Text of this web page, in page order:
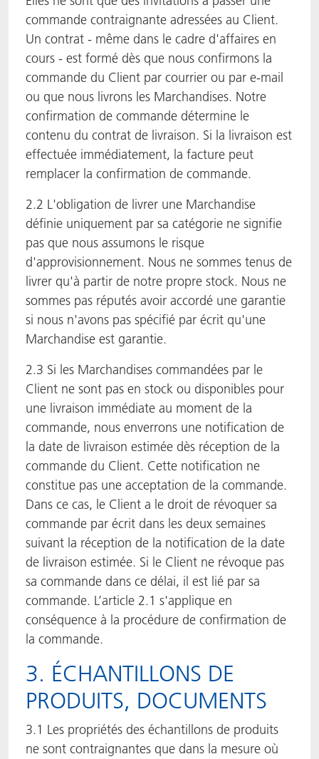
commande contraignante adressées au Client.
Un contrat - même dans le cadre d'affaires en
cours - est formé dès que nous confirmons la
commande du Client par courrier ou par e-mail
ou que nous livrons les Marchandises. Notre
confirmation de commande détermine le
contenu du contrat de livraison. Si la livraison est
effectuée immédiatement, la facture peut
remplacer la confirmation de commande.
2.2 L'obligation de livrer une Marchandise
définie uniquement par sa catégorie ne signifie
pas que nous assumons le risque
d'approvisionnement. Nous ne sommes tenus de
livrer qu'à partir de notre propre stock. Nous ne
sommes pas réputés avoir accordé une garantie
si nous n'avons pas spécifié par écrit qu'une
Marchandise est garantie.
2.3 Si les Marchandises commandées par le
Client ne sont pas en stock ou disponibles pour
une livraison immédiate au moment de la
commande, nous enverrons une notification de
la date de livraison estimée dès réception de la
commande du Client. Cette notification ne
constitue pas une acceptation de la commande.
Dans ce cas, le Client a le droit de révoquer sa
commande par écrit dans les deux semaines
suivant la réception de la notification de la date
de livraison estimée. Si le Client ne révoque pas
sa commande dans ce délai, il est lié par sa
commande. L’article 2.1 s'applique en
conséquence à la procédure de confirmation de
la commande.
3. ÉCHANTILLONS DE
PRODUITS, DOCUMENTS
3.1 Les propriétés des échantillons de produits
ne sont contraignantes que dans la mesure où